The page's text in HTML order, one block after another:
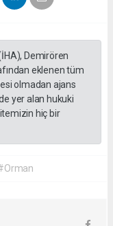
Demirören
eklenen tüm
olmadan ajans
yer alan hukuki
hiç bir